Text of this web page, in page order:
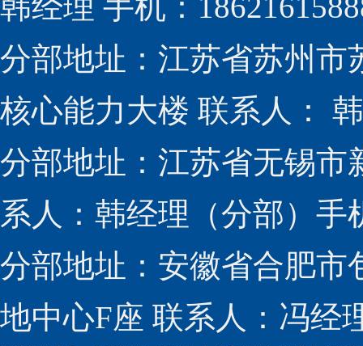
分部地址：江苏省苏州市
核心能力大楼 联系人：
分部地址：江苏省无锡市
系人：韩经理（分部）手
分部地址：安徽省合肥市
地中心F座 联系人：冯经